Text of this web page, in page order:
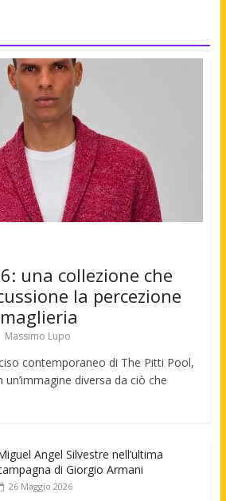
una collezione che
la percezione
Massimo Lupo
contemporaneo di The Pitti Pool,
diversa da ciò che
Angel Silvestre nell’ultima
di Giorgio Armani
26 Maggio 2026